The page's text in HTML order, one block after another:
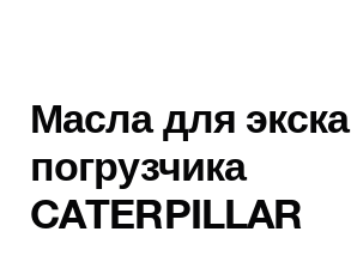
Масла для
погрузчика
CATERPILLAR